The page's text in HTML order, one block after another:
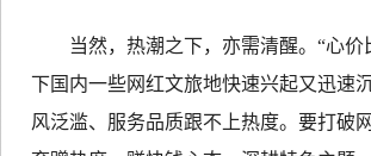
当然，热潮之下，亦需清醒。“心
下国内一些网红文旅地快速兴起又迅速
风泛滥、服务品质跟不上热度。要打破